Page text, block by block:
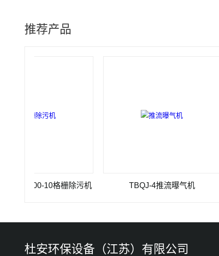
推荐产品
10格栅除污机 TBQJ-4推流曝气机
杜安环保设备（江苏）有限公司